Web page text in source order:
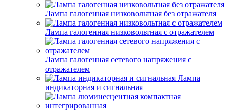
Лампа галогенная низковольтная без отражателя
Лампа галогенная низковольтная с отражателем
Лампа галогенная сетевого напряжения с
отражателем
Лампа
индикаторная и сигнальная